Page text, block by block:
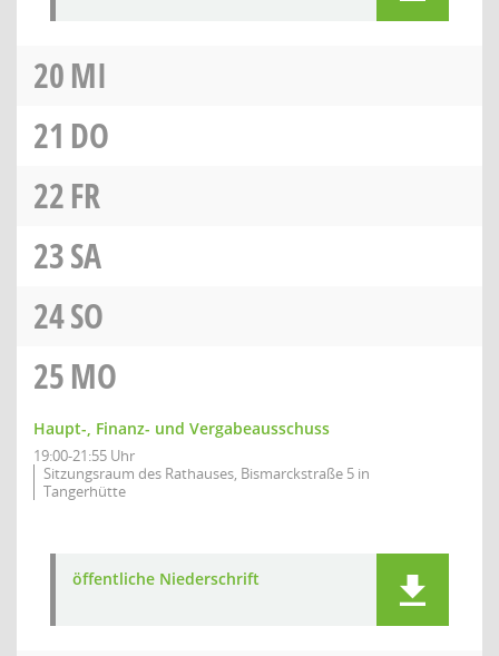
20MI
21 DO
22FR
23SA
24SO
25MO
Haupt-, Finanz- und Vergabeausschuss
19:00-21:55 Uhr
Sitzungsraum des Rathauses, Bismarckstraße 5 in
Tangerhütte
öffentliche Niederschrift